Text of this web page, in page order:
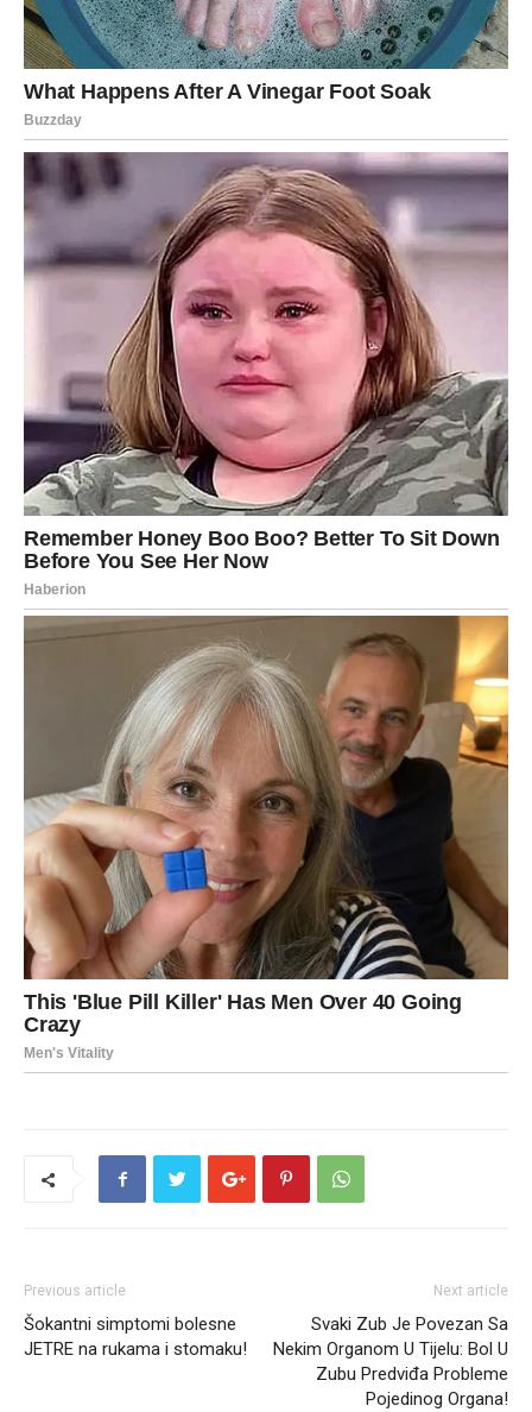
Previous article
Šokantni simptomi bolesne
JETRE na rukama i stomaku!
Next article
Svaki Zub Je Povezan Sa
Nekim Organom U Tijelu: Bol U
Zubu Predviđa Probleme
Pojedinog Organa!